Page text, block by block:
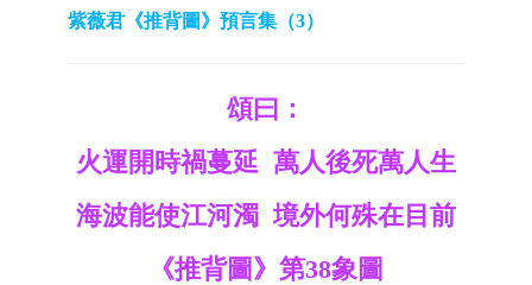
紫薇君《推背圖》預言集（3）
頌曰：
火運開時禍蔓延 萬人後死萬人生
海波能使江河濁 境外何殊在目前
《推背圖》第38象圖